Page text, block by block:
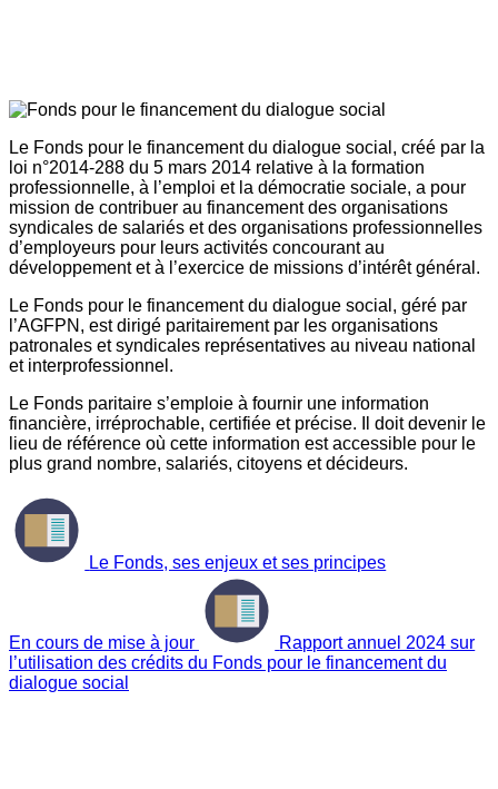
Le Fonds pour le financement du dialogue social, créé par la
loi n°2014-288 du 5 mars 2014 relative à la formation
professionnelle, à l’emploi et la démocratie sociale, a pour
mission de contribuer au financement des organisations
syndicales de salariés et des organisations professionnelles
d’employeurs pour leurs activités concourant au
développement et à l’exercice de missions d’intérêt général.
Le Fonds pour le financement du dialogue social, géré par
l’AGFPN, est dirigé paritairement par les organisations
patronales et syndicales représentatives au niveau national
et interprofessionnel.
Le Fonds paritaire s’emploie à fournir une information
financière, irréprochable, certifiée et précise. Il doit devenir le
lieu de référence où cette information est accessible pour le
plus grand nombre, salariés, citoyens et décideurs.
Le Fonds, ses enjeux et ses principes
En cours de mise à jour
Rapport annuel 2024 sur
l’utilisation des crédits du Fonds pour le financement du
dialogue social